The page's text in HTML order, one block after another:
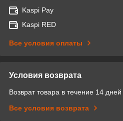
Kaspi Pay
Kaspi RED
Все условия оплаты
Условия возврата
Возврат товара в течение 14
Все условия возврата